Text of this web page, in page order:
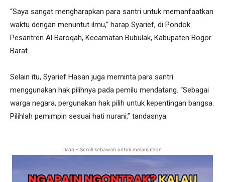
“Saya sangat mengharapkan para santri untuk memanfaatkan
waktu dengan menuntut ilmu,” harap Syarief, di Pondok
Pesantren Al Baroqah, Kecamatan Bubulak, Kabupaten Bogor
Barat.
Selain itu, Syarief Hasan juga meminta para santri
menggunakan hak pilihnya pada pemilu mendatang. “Sebagai
warga negara, pergunakan hak pilih untuk kepentingan bangsa.
Pilihlah pemimpin sesuai hati nurani,” tandasnya.
Iklan - Scroll kebawah untuk melanjutkan